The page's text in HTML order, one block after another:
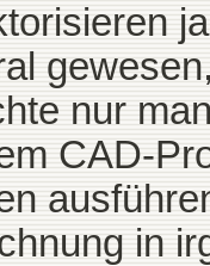
nur
CAD-
in